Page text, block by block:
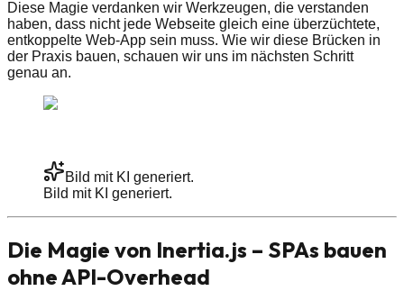
Diese Magie verdanken wir Werkzeugen, die verstanden
haben, dass nicht jede Webseite gleich eine überzüchtete,
entkoppelte Web-App sein muss. Wie wir diese Brücken in
der Praxis bauen, schauen wir uns im nächsten Schritt
genau an.
Bild mit KI generiert.
Bild mit KI generiert.
Die Magie von Inertia.js – SPAs bauen
ohne API-Overhead